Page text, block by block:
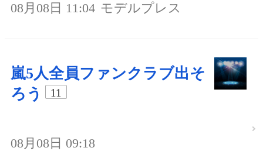
08月08日 11:04 モデルプレス
嵐5人全員ファンクラブ出そ
ろう
11
08月08日 09:18